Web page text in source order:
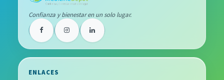
Confianza y bienestar en un solo lugar.
ENLACES